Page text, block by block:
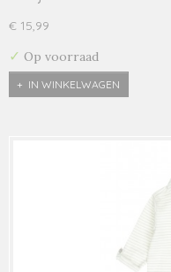
€ 15,99
✓ Op voorraad
IN WINKELWAGEN